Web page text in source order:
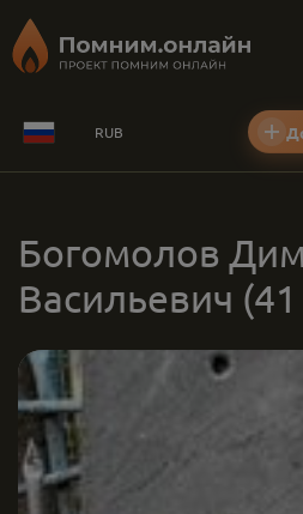
RUB
Богомолов
Васильевич